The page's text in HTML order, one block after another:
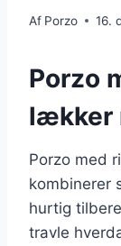
Af Porzo 16.
Porzo
lækker
Porzo med
kombinerer
hurtig
travle